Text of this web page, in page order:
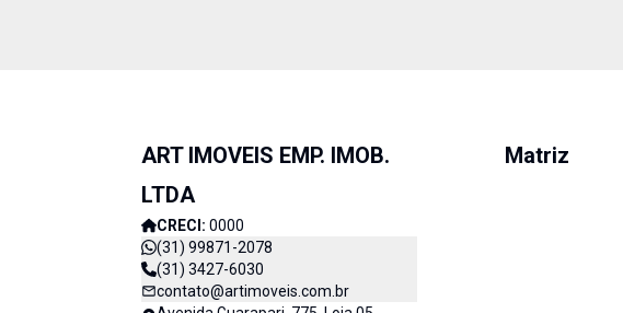
ART IMOVEIS EMP. IMOB.
LTDA
CRECI: 0000
(31) 99871-2078
(31) 3427-6030
contato@artimoveis.com.br
Matriz